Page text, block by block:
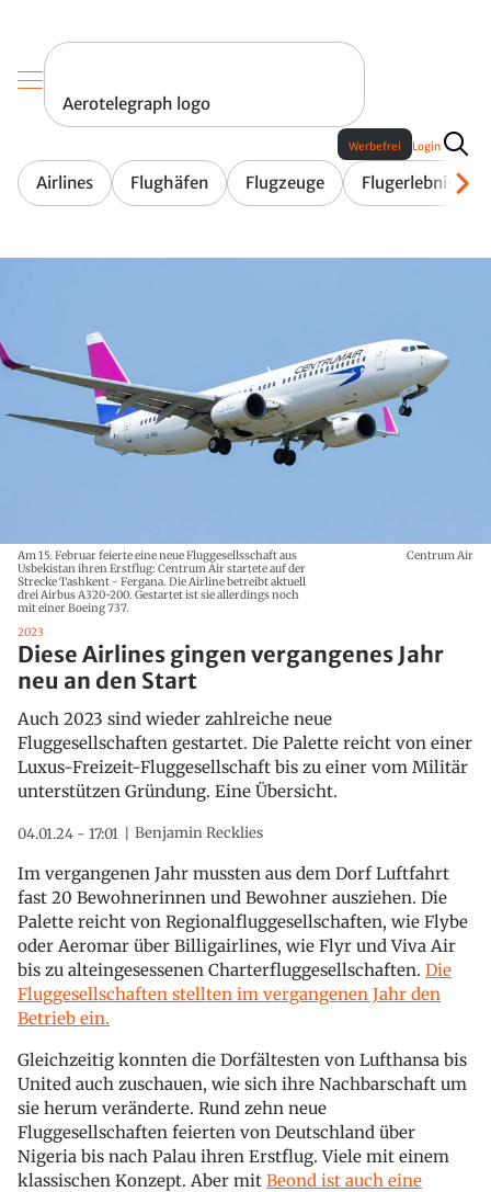
Aerotelegraph logo
Airlines Flughäfen Flugzeuge Flugerlebnis
Werbefrei Login
Am 15. Februar feierte eine neue Fluggesellsschaft aus
Usbekistan ihren Erstflug: Centrum Air startete auf der
Strecke Tashkent - Fergana. Die Airline betreibt aktuell
drei Airbus A320-200. Gestartet ist sie allerdings noch
mit einer Boeing 737.
Centrum Air
2023
Diese Airlines gingen vergangenes Jahr
neu an den Start
Auch 2023 sind wieder zahlreiche neue
Fluggesellschaften gestartet. Die Palette reicht von einer
Luxus-Freizeit-Fluggesellschaft bis zu einer vom Militär
unterstützen Gründung. Eine Übersicht.
04.01.24 - 17:01 Benjamin Recklies
Im vergangenen Jahr mussten aus dem Dorf Luftfahrt
fast 20 Bewohnerinnen und Bewohner ausziehen. Die
Palette reicht von Regionalfluggesellschaften, wie Flybe
oder Aeromar über Billigairlines, wie Flyr und Viva Air
bis zu alteingesessenen Charterfluggesellschaften. Die
Fluggesellschaften stellten im vergangenen Jahr den
Betrieb ein.
Gleichzeitig konnten die Dorfältesten von Lufthansa bis
United auch zuschauen, wie sich ihre Nachbarschaft um
sie herum veränderte. Rund zehn neue
Fluggesellschaften feierten von Deutschland über
Nigeria bis nach Palau ihren Erstflug. Viele mit einem
klassischen Konzept. Aber mit Beond ist auch eine